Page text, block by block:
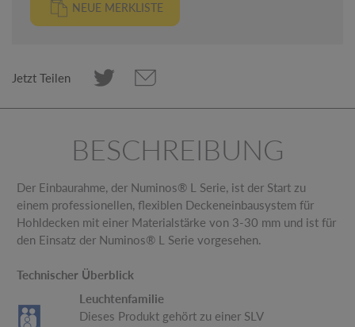
NEUE MERKLISTE
Jetzt Teilen
BESCHREIBUNG
Der Einbaurahme, der Numinos® L Serie, ist der Start zu
einem professionellen, flexiblen Deckeneinbausystem für
Hohldecken mit einer Materialstärke von 3-30 mm und ist für
den Einsatz der Numinos® L Serie vorgesehen.
Technischer Überblick
Leuchtenfamilie
Dieses Produkt gehört zu einer SLV